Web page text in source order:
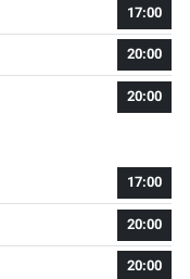
17:00
20:00
20:00
17:00
20:00
20:00